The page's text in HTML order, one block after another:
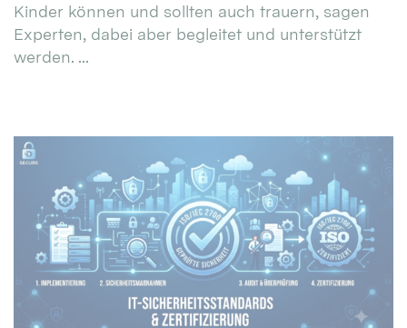
Kinder können und sollten auch trauern, sagen
Experten, dabei aber begleitet und unterstützt
werden. ...